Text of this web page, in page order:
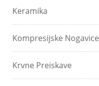
Keramika
Kompresijske Nogavice
Krvne Preiskave